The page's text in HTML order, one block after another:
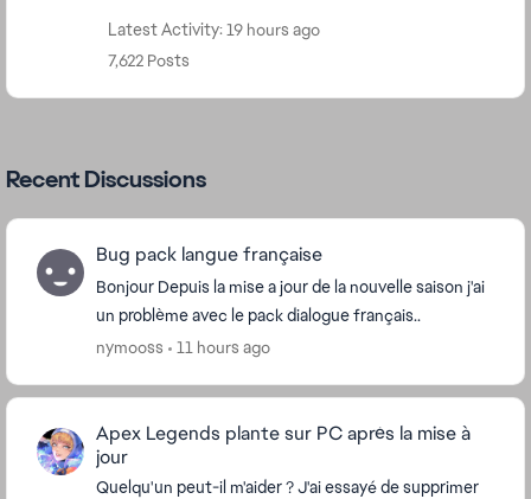
Latest Activity: 19 hours ago
7,622 Posts
Recent Discussions
Bug pack langue française
Bonjour Depuis la mise a jour de la nouvelle saison j'ai
un problème avec le pack dialogue français..
nymooss
11 hours ago
Apex Legends plante sur PC après la mise à
jour
Quelqu'un peut-il m'aider ? J'ai essayé de supprimer